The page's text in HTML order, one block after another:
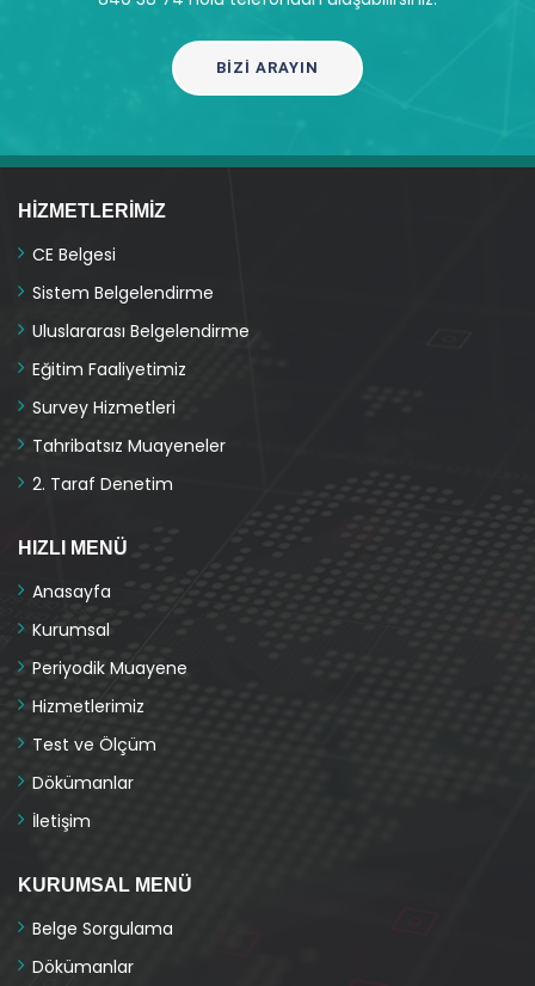
BIZI ARAYIN
HIZMETLERIMIZ
CE Belgesi
Sistem Belgelendirme
Uluslararası Belgelendirme
Eğitim Faaliyetimiz
Survey Hizmetleri
Tahribatsız Muayeneler
2. Taraf Denetim
HIZLI MENÜ
Anasayfa
Kurumsal
Periyodik Muayene
Hizmetlerimiz
Test ve Ölçüm
Dökümanlar
İletişim
KURUMSAL MENÜ
Belge Sorgulama
Dökümanlar